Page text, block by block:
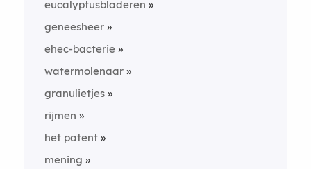
eucalyptusbladeren
geneesheer
ehec-bacterie
watermolenaar
granulietjes
rijmen
het patent
mening